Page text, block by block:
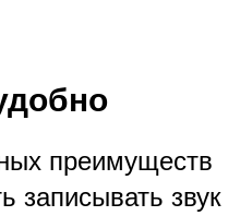
преимуществ
записывать звук